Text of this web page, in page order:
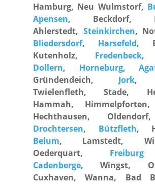
Hamburg, Neu Wulmstorf,
Apensen, Beckdorf,
Ahlerstedt, Steinkirchen,
Bliedersdorf, Harsefeld,
Kutenholz, Fredenbeck
Dollern, Horneburg,
Gründendeich, Jork,
Twielenfleth, Stade,
Hammah,
Hechthausen,
Drochtersen, Bützfleth,
Belum, Lamstedt,
Oederquart,
Cadenberge, Wingst,
Cuxhaven, Wanna, Bad